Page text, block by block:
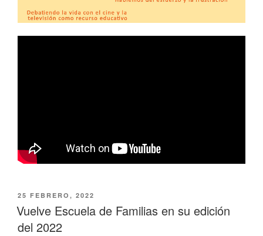
PUBLICADO
EL
25 FEBRERO, 2022
Vuelve Escuela de Familias en su edición
del 2022